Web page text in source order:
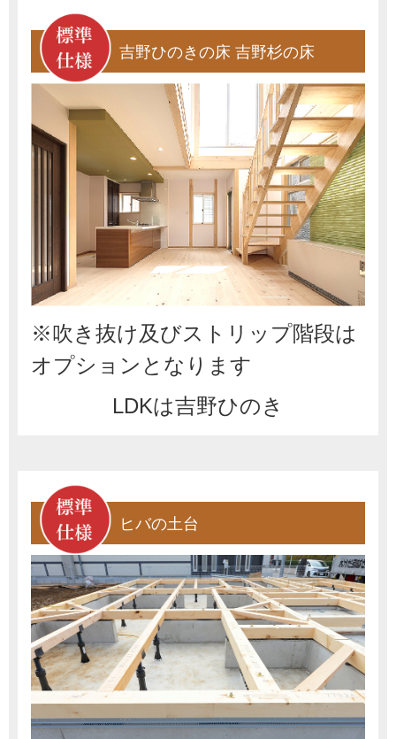
吉野ひのきの床 吉野杉の床
※吹き抜け及びストリップ階段は
オプションとなります
LDKは吉野ひのき
ヒバの土台